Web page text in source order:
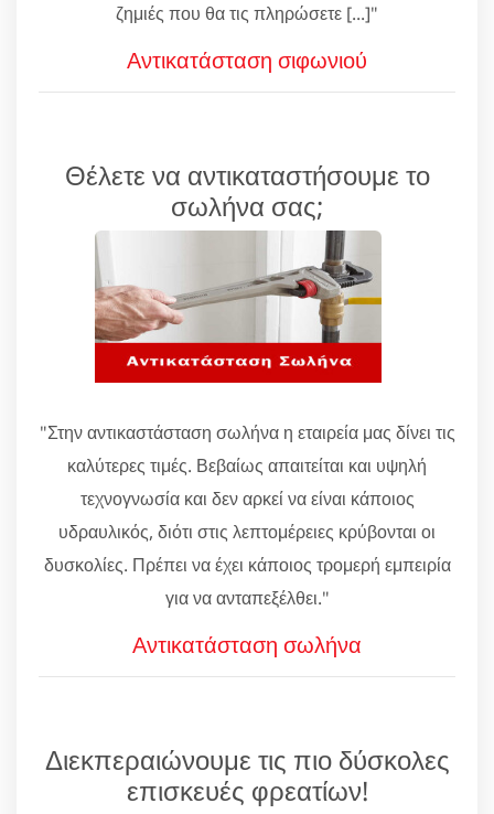
ζημιές που θα τις πληρώσετε [...]"
Αντικατάσταση σιφωνιού
Θέλετε να αντικαταστήσουμε το
σωλήνα σας;
"Στην αντικαστάσταση σωλήνα η εταιρεία μας δίνει τις
καλύτερες τιμές. Βεβαίως απαιτείται και υψηλή
τεχνογνωσία και δεν αρκεί να είναι κάποιος
υδραυλικός, διότι στις λεπτομέρειες κρύβονται οι
δυσκολίες. Πρέπει να έχει κάποιος τρομερή εμπειρία
για να ανταπεξέλθει."
Αντικατάσταση σωλήνα
Διεκπεραιώνουμε τις πιο δύσκολες
επισκευές φρεατίων!